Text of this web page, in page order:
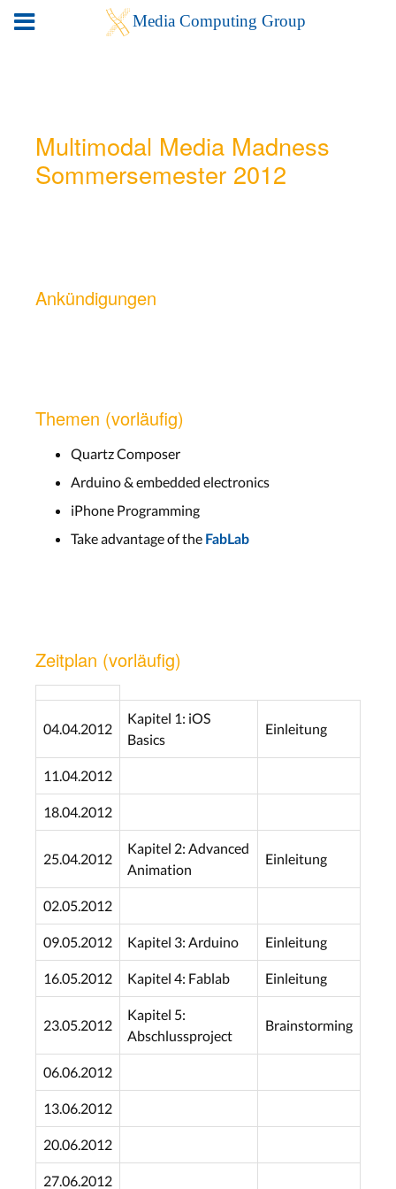
Multimodal Media Madness
Sommersemester 2012
Ankündigungen
Themen (vorläufig)
Quartz Composer
Arduino & embedded electronics
iPhone Programming
Take advantage of the FabLab
Zeitplan (vorläufig)
04.04.2012
Kapitel 1: iOS
Basics
Einleitung
11.04.2012
18.04.2012
25.04.2012
Kapitel 2: Advanced
Animation
Einleitung
02.05.2012
09.05.2012 Kapitel 3: Arduino Einleitung
16.05.2012 Kapitel 4: Fablab Einleitung
23.05.2012
Kapitel 5:
Abschlussproject
Brainstorming
06.06.2012
13.06.2012
20.06.2012
27.06.2012